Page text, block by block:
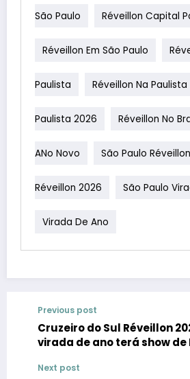
São Paulo Réveillon Capital
Réveillon Em São Paulo
Paulista Réveillon Na Paulista
Paulista 2026 Réveillon No
ANo Novo São Paulo Réveillon
Réveillon 2026 São Paulo
Virada De Ano
Previous post
Cruzeiro do Sul Réveillon
virada de ano terá show de
Next post